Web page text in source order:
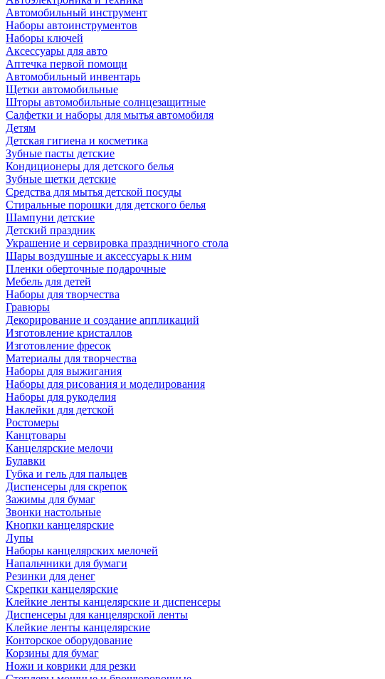
Автомобильный инструмент
Наборы автоинструментов
Наборы ключей
Аксессуары для авто
Аптечка первой помощи
Автомобильный инвентарь
Щетки автомобильные
Шторы автомобильные солнцезащитные
Салфетки и наборы для мытья автомобиля
Детям
Детская гигиена и косметика
Зубные пасты детские
Кондиционеры для детского белья
Зубные щетки детские
Средства для мытья детской посуды
Стиральные порошки для детского белья
Шампуни детские
Детский праздник
Украшение и сервировка праздничного стола
Шары воздушные и аксессуары к ним
Пленки оберточные подарочные
Мебель для детей
Наборы для творчества
Гравюры
Декорирование и создание аппликаций
Изготовление кристаллов
Изготовление фресок
Материалы для творчества
Наборы для выжигания
Наборы для рисования и моделирования
Наборы для рукоделия
Наклейки для детской
Ростомеры
Канцтовары
Канцелярские мелочи
Булавки
Губка и гель для пальцев
Диспенсеры для скрепок
Зажимы для бумаг
Звонки настольные
Кнопки канцелярские
Лупы
Наборы канцелярских мелочей
Напальчники для бумаги
Резинки для денег
Скрепки канцелярские
Клейкие ленты канцелярские и диспенсеры
Диспенсеры для канцелярской ленты
Клейкие ленты канцелярские
Конторское оборудование
Корзины для бумаг
Ножи и коврики для резки